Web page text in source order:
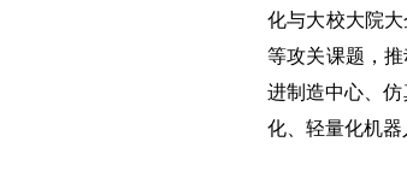
化与大校大院
等攻关课题，
进制造中心、
化、轻量化机器